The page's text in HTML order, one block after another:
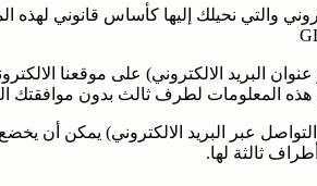
والتي نحيلك إليها كأساس قانوني لهذه
البريد الالكتروني) على موقعنا
المعلومات لطرف ثالث بدون موافقتك
التواصل عبر البريد الالكتروني) يمكن أن
ثالثة لها.